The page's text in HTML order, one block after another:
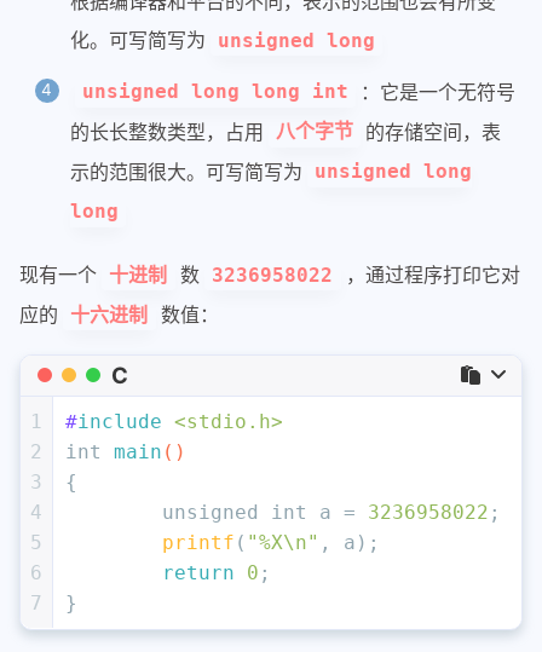
化。可写简写为
unsigned long
unsigned long long int
：它是一个无符号
的长长整数类型，占用
八个字节 的存储空间，表
示的范围很大。可写简写为
unsigned long
long
现有一个 十进制 数 3236958022
，通过程序打印它对
应的
十六进制 数值：
C
1
2
3
4
5
6
7
#include <stdio.h>
int
main ()
{
unsigned
int a = 3236958022 ;
printf ( "%X\n" , a);
return
0 ;
}